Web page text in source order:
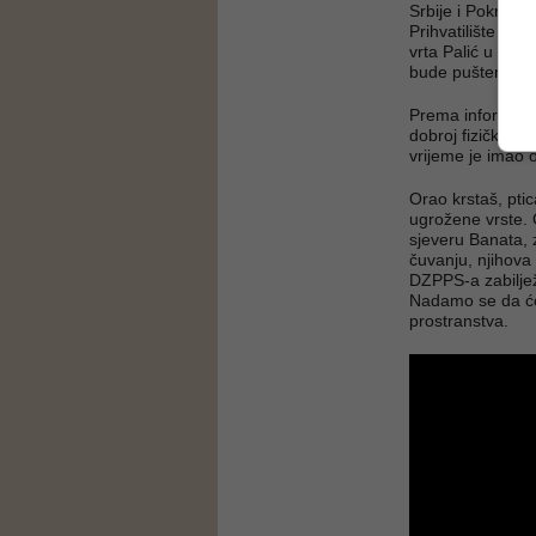
Srbije i
Prihvatilište za
vrta Palić u
bude pušten na
Prema
dobroj fizičkoj
vrijeme je imao
Orao krstaš,
ugrožene vrste.
sjeveru Banata,
čuvanju,
DZPPS-a
Nadamo se da
prostranstva.